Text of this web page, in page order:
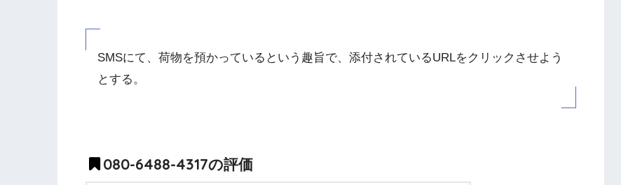
SMSにて、荷物を預かっているという趣旨で、添付されているURLをクリックさせよう
とする。
080-6488-4317の評価